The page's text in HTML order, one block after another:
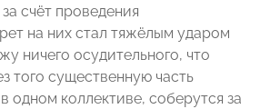
счёт проведения
на них стал тяжёлым ударом
ничего осудительного, что
того существенную часть
одном коллективе, соберутся за